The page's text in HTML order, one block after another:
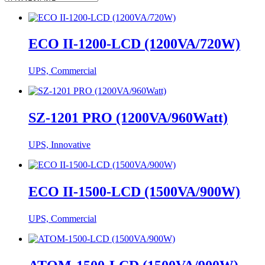
ECO II-1200-LCD (1200VA/720W)
UPS, Commercial
SZ-1201 PRO (1200VA/960Watt)
UPS, Innovative
ECO II-1500-LCD (1500VA/900W)
UPS, Commercial